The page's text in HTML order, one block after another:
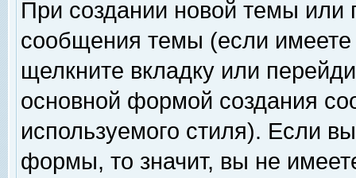
При создании новой темы или
сообщения темы (если
щелкните вкладку или
основной формой создания
используемого стиля). Если
формы, то значит, вы не